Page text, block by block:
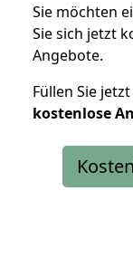
Sie möchten
Sie sich jetzt
Angebote.
Füllen Sie
kostenlose